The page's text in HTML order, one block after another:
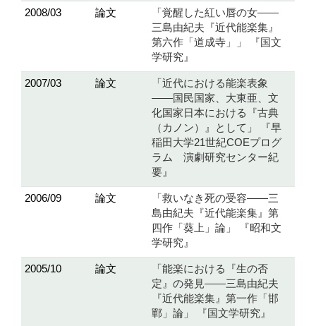
2008/03 論文
「覚醒した紅い唇の女――
三島由紀夫『近代能楽集』
第六作「道成寺」」 『国文
学研究』
2007/03 論文
「近代における能楽表象
――国民国家、大東亜、文
化国家日本における『古典
（カノン）』として」 『早
稲田大学21世紀COEプログ
ラム 演劇研究センター紀
要』
2006/09 論文
「救いなき死の受容――三
島由紀夫『近代能楽集』第
四作「葵上」論」 『昭和文
学研究』
2005/10 論文
「能楽における『生の否
定』の発見――三島由紀夫
『近代能楽集』第一作「邯
鄲」論」 『国文学研究』